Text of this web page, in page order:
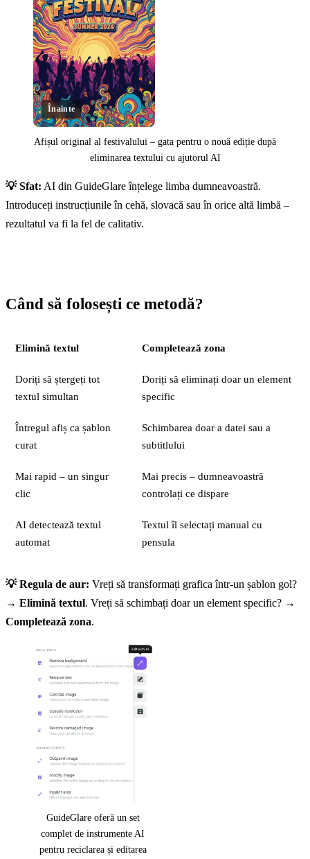
Înainte
Afișul original al festivalului – gata pentru o nouă ediție după
eliminarea textului cu ajutorul AI
💡 Sfat: AI din GuideGlare înțelege limba dumneavoastră.
Introduceți instrucțiunile în cehă, slovacă sau în orice altă limbă –
rezultatul va fi la fel de calitativ.
Când să folosești ce metodă?
Elimină textul Completează zona
Doriți să ștergeți tot
textul simultan
Doriți să eliminați doar un element
specific
Întregul afiș ca șablon
curat
Schimbarea doar a datei sau a
subtitlului
Mai rapid – un singur
clic
Mai precis – dumneavoastră
controlați ce dispare
AI detectează textul
automat
Textul îl selectați manual cu
pensula
💡 Regula de aur: Vreți să transformați grafica într-un șablon gol?
→ Elimină textul. Vreți să schimbați doar un element specific? →
Completează zona.
GuideGlare oferă un set
complet de instrumente AI
pentru reciclarea și editarea